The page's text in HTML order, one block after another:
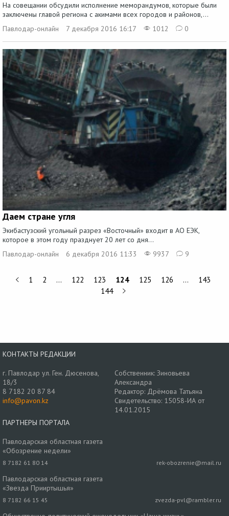
На совещании обсудили исполнение меморандумов, которые были
заключены главой региона с акимами всех городов и районов,...
Павлодар-онлайн
7 декабря 2016 16:17 1012 0
Даем стране угля
Экибастузский угольный разрез «Восточный» входит в АО ЕЭК,
которое в этом году празднует 20 лет со дня...
Павлодар-онлайн
6 декабря 2016 11:33 9937 9
1 2 … 122 123 124 125 126 …
143
144
КОНТАКТЫ РЕДАКЦИИ
г. Павлодар ул. Ген. Дюсенова,
18/3
8 7182 20 87 84
info@pavon.kz
Собственник: Зиновьева
Александра
Редактор: Дрёмова Татьяна
Свидетельство: 15058-ИА от
14.01.2015
ПАРТНЕРЫ ПОРТАЛА
Павлодарская областная газета
«Обозрение недели»
8 7182 61 80 14 rek-obozrenie@mail.ru
Павлодарская областная газета
«Звезда Прииртышья»
8 7182 66 15 45 zvezda-pvl@rambler.ru